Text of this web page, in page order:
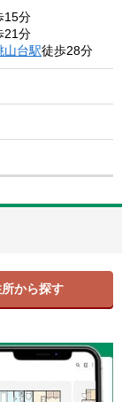
15分
21分
山台駅徒歩28分
から探す